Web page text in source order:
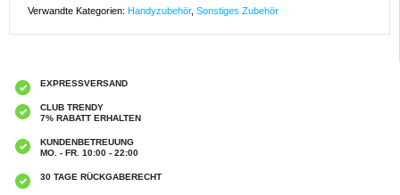
Verwandte Kategorien: Handyzubehör, Sonstiges Zubehör
EXPRESSVERSAND
CLUB TRENDY
7% RABATT ERHALTEN
KUNDENBETREUUNG
MO. - FR. 10:00 - 22:00
30 TAGE RÜCKGABERECHT